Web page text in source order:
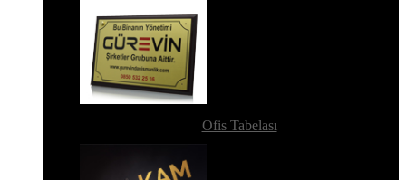
Ofis Tabelası